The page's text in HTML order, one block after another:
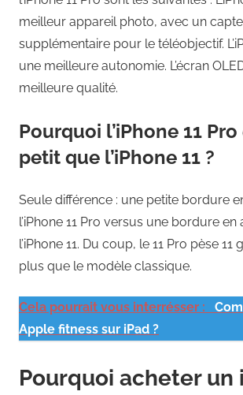
meilleur appareil photo, avec un
supplémentaire pour le téléobjectif.
une meilleure autonomie. L’écran
meilleure qualité.
Pourquoi l’iPhone 11
petit que l’iPhone 11 ?
Seule différence : une petite bordure
l’iPhone 11 Pro versus une bordure
l’iPhone 11. Du coup, le 11 Pro pèse
plus que le modèle classique.
Cela pourrait vous interrésser :
Apple fitness sur iPad ?
Pourquoi acheter un